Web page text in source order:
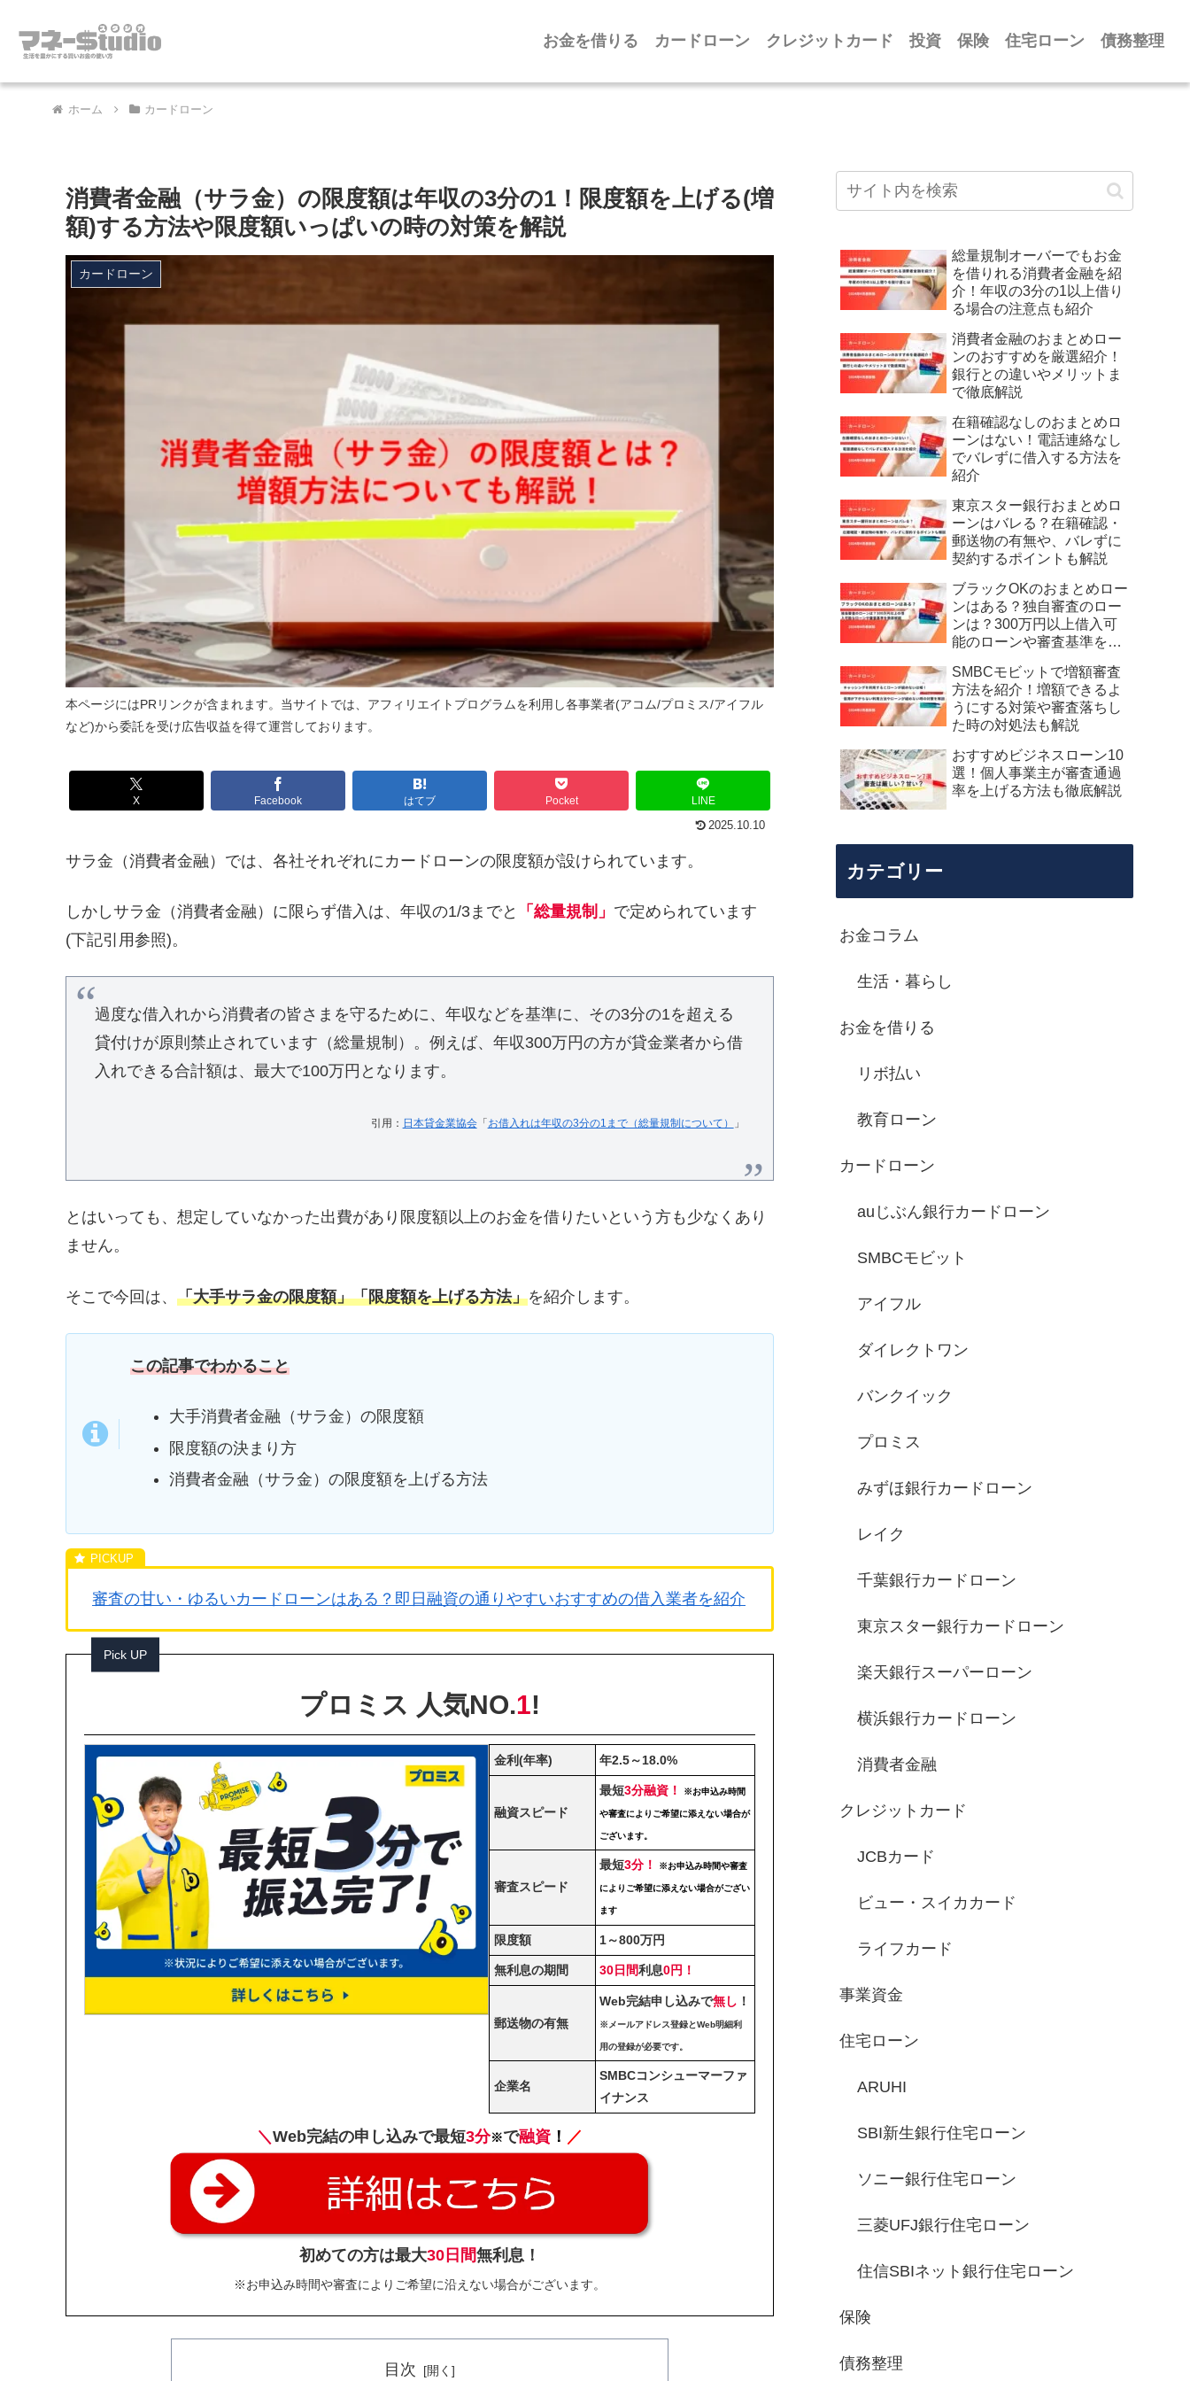
お金を借りる カードローン クレジットカード 投資 保険 住宅ローン 債務整理
ホーム カードローン
消費者金融（サラ金）の限度額は年収の3分の1！限度額を上げる(増
額)する方法や限度額いっぱいの時の対策を解説
本ページにはPRリンクが含まれます。当サイトでは、アフィリエイトプログラムを利用し各事業者(アコム/プロミス/アイフル
など)から委託を受け広告収益を得て運営しております。
カードローン
X Facebook はてブ Pocket LINE
2025.10.10
サラ金（消費者金融）では、各社それぞれにカードローンの限度額が設けられています。
しかしサラ金（消費者金融）に限らず借入は、年収の1/3までと 「総量規制」 で定められています
(下記引用参照)。
過度な借入れから消費者の皆さまを守るために、年収などを基準に、その3分の1を超える
貸付けが原則禁止されています（総量規制）。例えば、年収300万円の方が貸金業者から借
入れできる合計額は、最大で100万円となります。
引用： 日本貸金業協会「お借入れは年収の3分の1まで（総量規制について） 」
とはいっても、想定していなかった出費があり限度額以上のお金を借りたいという方も少なくあり
ません。
そこで今回は、 「大手サラ金の限度額」「限度額を上げる方法」を紹介します。
この記事でわかること
大手消費者金融（サラ金）の限度額
限度額の決まり方
消費者金融（サラ金）の限度額を上げる方法
審査の甘い・ゆるいカードローンはある？即日融資の通りやすいおすすめの借入業者を紹介
Pick UP
プロミス 人気NO.1!
金利(年率) 年2.5～18.0%
融資スピード
最短3分融資！ ※お申込み時間
や審査によりご希望に添えない場合が
ございます。
審査スピード
最短3分！ ※お申込み時間や審査
によりご希望に添えない場合がござい
ます
限度額 1～800万円
無利息の期間 30日間利息0円！
郵送物の有無
Web完結申し込みで無し ！
※メールアドレス登録とWeb明細利
用の登録が必要です。
企業名
SMBCコンシューマーファ
イナンス
＼Web完結の申し込みで最短3分※で融資 ！ ／
初めての方は最大30日間無利息！
※お申込み時間や審査によりご希望に沿えない場合がございます。
目次
総量規制オーバーでもお金
を借りれる消費者金融を紹
介！年収の3分の1以上借り
る場合の注意点も紹介
消費者金融のおまとめロー
ンのおすすめを厳選紹介！
銀行との違いやメリットま
で徹底解説
在籍確認なしのおまとめロ
ーンはない！電話連絡なし
でバレずに借入する方法を
紹介
東京スター銀行おまとめロ
ーンはバレる？在籍確認・
郵送物の有無や、バレずに
契約するポイントも解説
ブラックOKのおまとめロー
ンはある？独自審査のロー
ンは？300万円以上借入可
能のローンや審査基準を徹
SMBCモビットで増額審査
方法を紹介！増額できるよ
うにする対策や審査落ちし
た時の対処法も解説
おすすめビジネスローン10
選！個人事業主が審査通過
率を上げる方法も徹底解説
カテゴリー
お金コラム
生活・暮らし
お金を借りる
リボ払い
教育ローン
カードローン
auじぶん銀行カードローン
SMBCモビット
アイフル
ダイレクトワン
バンクイック
プロミス
みずほ銀行カードローン
レイク
千葉銀行カードローン
東京スター銀行カードローン
楽天銀行スーパーローン
横浜銀行カードローン
消費者金融
クレジットカード
JCBカード
ビュー・スイカカード
ライフカード
事業資金
住宅ローン
ARUHI
SBI新生銀行住宅ローン
ソニー銀行住宅ローン
三菱UFJ銀行住宅ローン
住信SBIネット銀行住宅ローン
保険
債務整理